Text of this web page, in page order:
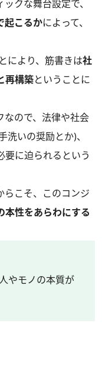
クな舞台設定で、
起こるかによって、
により、筋書きは社
再構築ということに
ので、法律や社会
いの奨励とか)、
要に迫られるという
こそ、このコンジ
本性をあらわにする
やモノの本質が